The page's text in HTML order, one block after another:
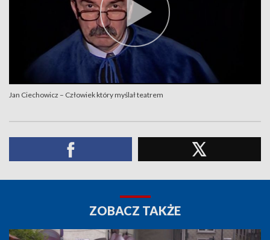
Jan Ciechowicz – Człowiek który myślał teatrem
ZOBACZ TAKŻE